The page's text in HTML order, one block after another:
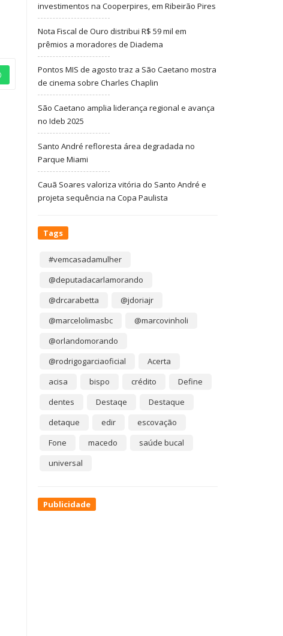
investimentos na Cooperpires, em Ribeirão Pires
Nota Fiscal de Ouro distribui R$ 59 mil em
prêmios a moradores de Diadema
Pontos MIS de agosto traz a São Caetano mostra
de cinema sobre Charles Chaplin
São Caetano amplia liderança regional e avança
no Ideb 2025
Santo André refloresta área degradada no
Parque Miami
Cauã Soares valoriza vitória do Santo André e
projeta sequência na Copa Paulista
Tags
#vemcasadamulher
@deputadacarlamorando
@drcarabetta
@jdoriajr
@marcelolimasbc
@marcovinholi
@orlandomorando
@rodrigogarciaoficial
Acerta
acisa
bispo crédito
Define
dentes
Destaqe
Destaque
detaque
edir
escovação
Fone
macedo
saúde bucal
universal
Publicidade